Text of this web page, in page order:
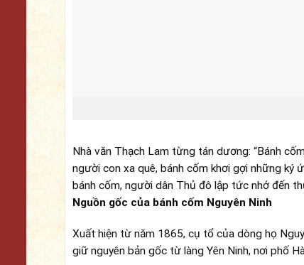
Nhà văn Thạch Lam từng tán dương: “Bánh
người con xa quê, bánh cốm khơi gợi những ký
bánh cốm, người dân Thủ đô lập tức nhớ đến
Nguồn gốc của bánh cốm Nguyên Ninh
Xuất hiện từ năm 1865, cụ tổ của dòng họ
giữ nguyên bản gốc từ làng Yên Ninh, nơi phố